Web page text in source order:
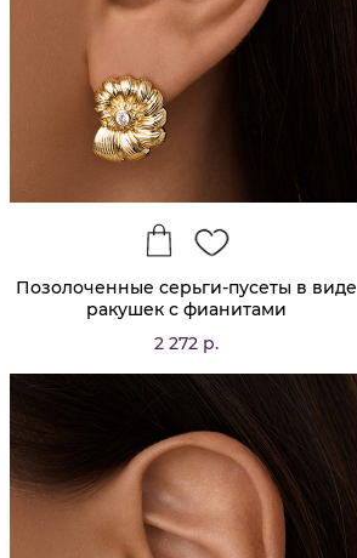
Позолоченные серьги-пусеты в виде
ракушек с фианитами
2 272 р.